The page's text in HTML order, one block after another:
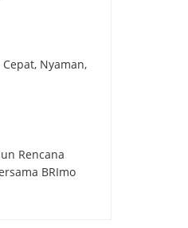
Nyaman,
Rencana
BRImo